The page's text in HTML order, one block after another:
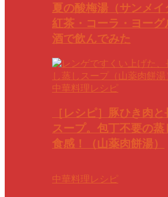
夏の酸梅湯（サンメイ
紅茶・コーラ・ヨー
酒で飲んでみた
中華料理レシピ
［レシピ］豚ひき肉
スープ。包丁不要の
食感！（山薬肉餅湯）
中華料理レシピ